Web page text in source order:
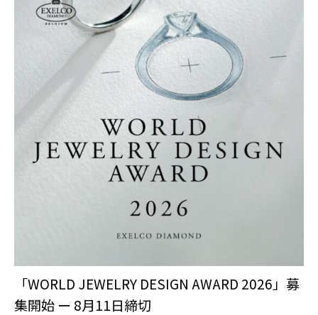
「WORLD JEWELRY DESIGN AWARD 2026」募
集開始 ー 8月11日締切